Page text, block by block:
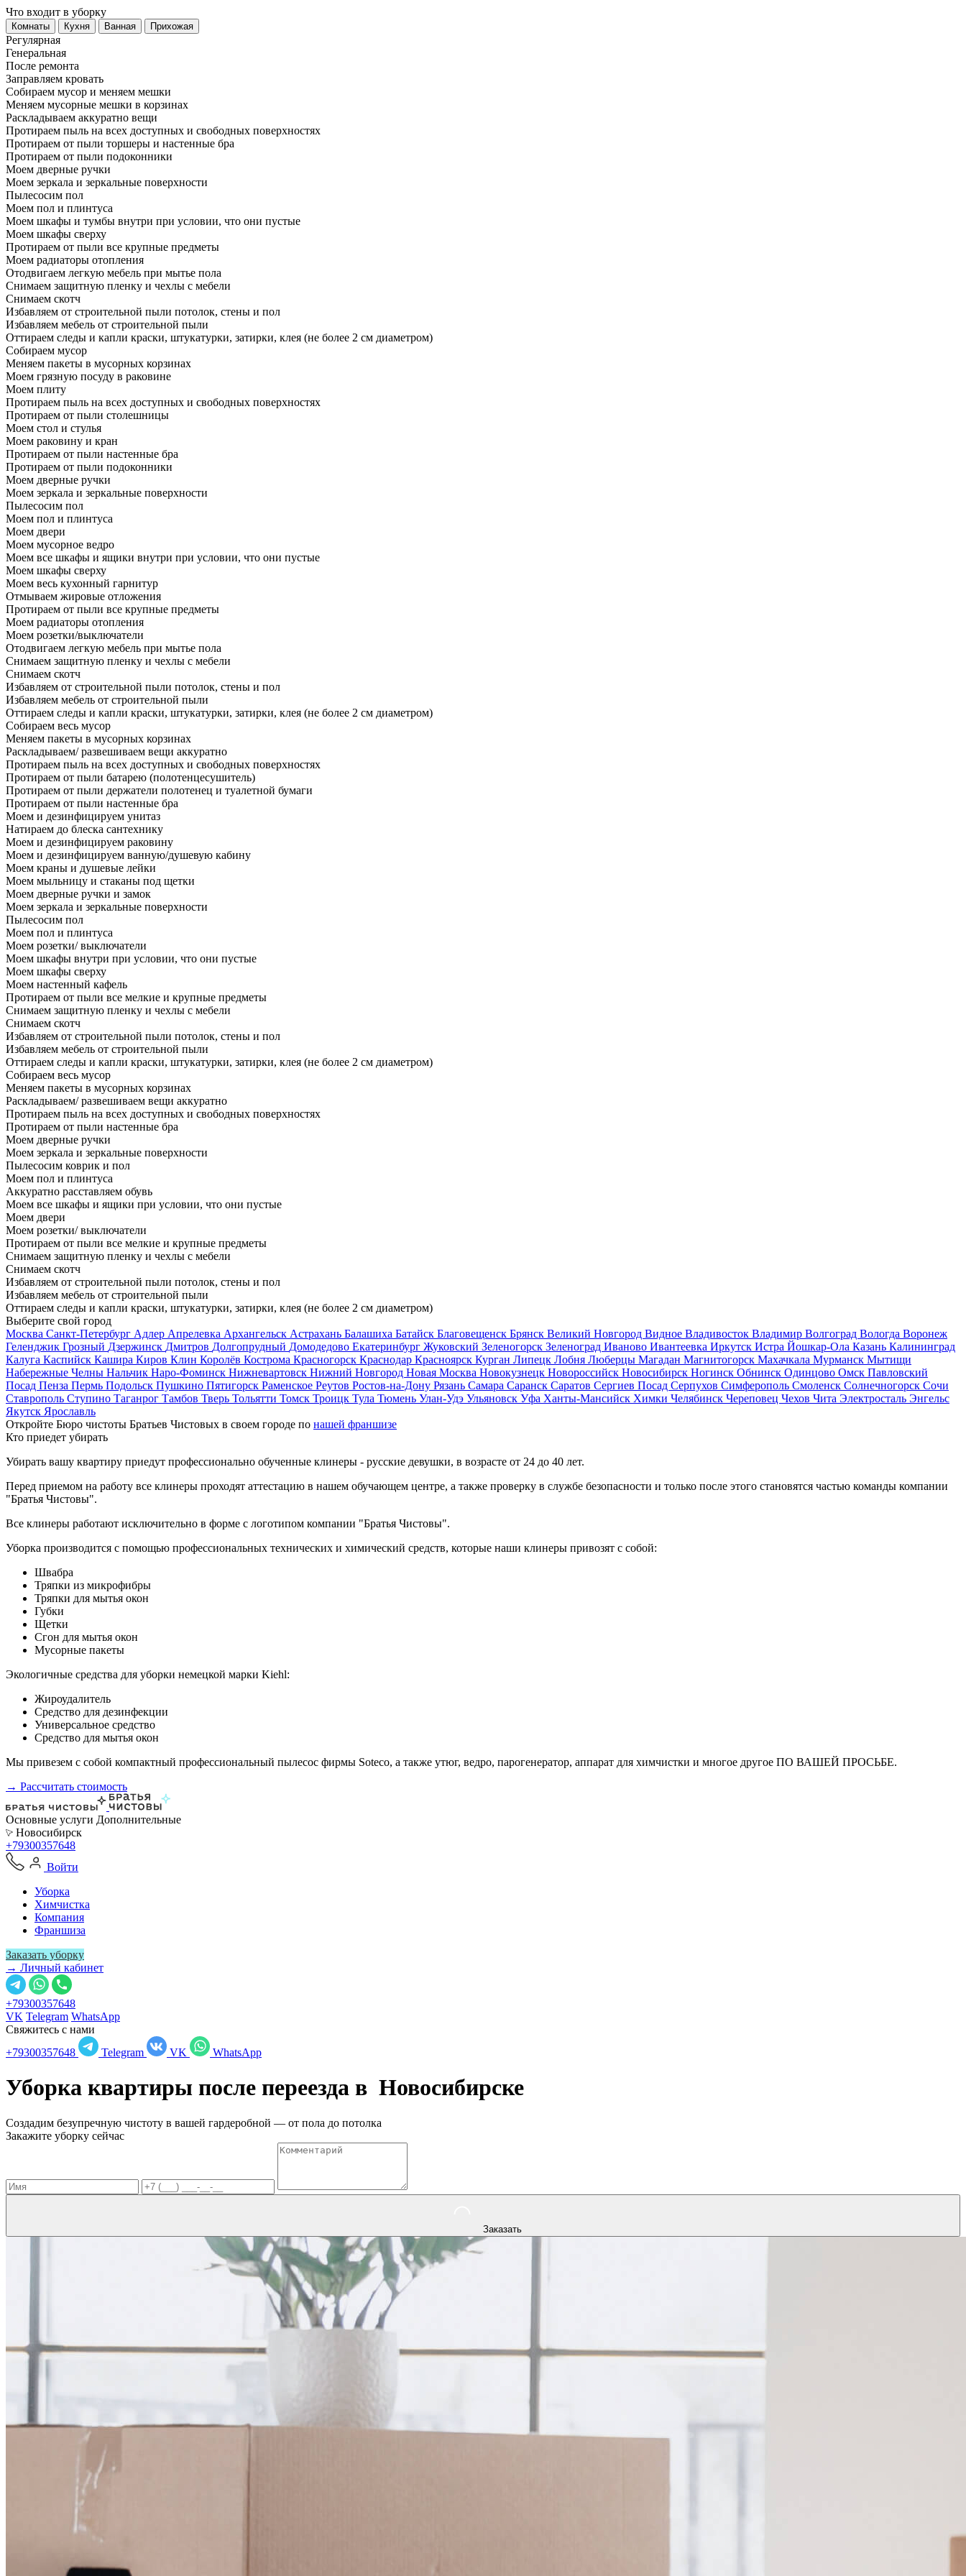
Что входит в уборку
Регу­лярная
Гене­ральная
После ремонта
Заправляем кровать
Собираем мусор и меняем мешки
Меняем мусорные мешки в корзинах
Раскладываем аккуратно вещи
Протираем пыль на всех доступных и свободных поверхностях
Протираем от пыли торшеры и настенные бра
Протираем от пыли подоконники
Моем дверные ручки
Моем зеркала и зеркальные поверхности
Пылесосим пол
Моем пол и плинтуса
Моем шкафы и тумбы внутри при условии, что они пустые
Моем шкафы сверху
Протираем от пыли все крупные предметы
Моем радиаторы отопления
Отодвигаем легкую мебель при мытье пола
Снимаем защитную пленку и чехлы с мебели
Снимаем скотч
Избавляем от строительной пыли потолок, стены и пол
Избавляем мебель от строительной пыли
Оттираем следы и капли краски, штукатурки, затирки, клея (не более 2 см диаметром)
Собираем мусор
Меняем пакеты в мусорных корзинах
Моем грязную посуду в раковине
Моем плиту
Протираем пыль на всех доступных и свободных поверхностях
Протираем от пыли столешницы
Моем стол и стулья
Моем раковину и кран
Протираем от пыли настенные бра
Протираем от пыли подоконники
Моем дверные ручки
Моем зеркала и зеркальные поверхности
Пылесосим пол
Моем пол и плинтуса
Моем двери
Моем мусорное ведро
Моем все шкафы и ящики внутри при условии, что они пустые
Моем шкафы сверху
Моем весь кухонный гарнитур
Отмываем жировые отложения
Протираем от пыли все крупные предметы
Моем радиаторы отопления
Моем розетки/выключатели
Отодвигаем легкую мебель при мытье пола
Снимаем защитную пленку и чехлы с мебели
Снимаем скотч
Избавляем от строительной пыли потолок, стены и пол
Избавляем мебель от строительной пыли
Оттираем следы и капли краски, штукатурки, затирки, клея (не более 2 см диаметром)
Собираем весь мусор
Меняем пакеты в мусорных корзинах
Раскладываем/ развешиваем вещи аккуратно
Протираем пыль на всех доступных и свободных поверхностях
Протираем от пыли батарею (полотенцесушитель)
Протираем от пыли держатели полотенец и туалетной бумаги
Протираем от пыли настенные бра
Моем и дезинфицируем унитаз
Натираем до блеска сантехнику
Моем и дезинфицируем раковину
Моем и дезинфицируем ванную/душевую кабину
Моем краны и душевые лейки
Моем мыльницу и стаканы под щетки
Моем дверные ручки и замок
Моем зеркала и зеркальные поверхности
Пылесосим пол
Моем пол и плинтуса
Моем розетки/ выключатели
Моем шкафы внутри при условии, что они пустые
Моем шкафы сверху
Моем настенный кафель
Протираем от пыли все мелкие и крупные предметы
Снимаем защитную пленку и чехлы с мебели
Снимаем скотч
Избавляем от строительной пыли потолок, стены и пол
Избавляем мебель от строительной пыли
Оттираем следы и капли краски, штукатурки, затирки, клея (не более 2 см диаметром)
Собираем весь мусор
Меняем пакеты в мусорных корзинах
Раскладываем/ развешиваем вещи аккуратно
Протираем пыль на всех доступных и свободных поверхностях
Протираем от пыли настенные бра
Моем дверные ручки
Моем зеркала и зеркальные поверхности
Пылесосим коврик и пол
Моем пол и плинтуса
Аккуратно расставляем обувь
Моем все шкафы и ящики при условии, что они пустые
Моем двери
Моем розетки/ выключатели
Протираем от пыли все мелкие и крупные предметы
Снимаем защитную пленку и чехлы с мебели
Снимаем скотч
Избавляем от строительной пыли потолок, стены и пол
Избавляем мебель от строительной пыли
Оттираем следы и капли краски, штукатурки, затирки, клея (не более 2 см диаметром)
Выберите свой город
Москва Санкт-Петербург Адлер Апрелевка Архангельск Астрахань Балашиха Батайск Благовещенск Брянск Великий Новгород Видное Владивосток Владимир Волгоград Вологда Воронеж
Геленджик Грозный Дзержинск Дмитров Долгопрудный Домодедово Екатеринбург Жуковский Зеленогорск Зеленоград Иваново Ивантеевка Иркутск Истра Йошкар-Ола Казань Калининград
Калуга Каспийск Кашира Киров Клин Королёв Кострома Красногорск Краснодар Красноярск Курган Липецк Лобня Люберцы Магадан Магнитогорск Махачкала Мурманск Мытищи
Набережные Челны Нальчик Наро-Фоминск Нижневартовск Нижний Новгород Новая Москва Новокузнецк Новороссийск Новосибирск Ногинск Обнинск Одинцово Омск Павловский
Посад Пенза Пермь Подольск Пушкино Пятигорск Раменское Реутов Ростов-на-Дону Рязань Самара Саранск Саратов Сергиев Посад Серпухов Симферополь Смоленск Солнечногорск Сочи
Ставрополь Ступино Таганрог Тамбов Тверь Тольятти Томск Троицк Тула Тюмень Улан-Удэ Ульяновск Уфа Ханты-Мансийск Химки Челябинск Череповец Чехов Чита Электросталь Энгельс
Якутск Ярославль
Откройте Бюро чистоты Братьев Чистовых в своем городе по нашей франшизе
Кто приедет убирать
Убирать вашу квартиру приедут профессионально обученные клинеры - русские девушки, в возрасте от 24 до 40 лет.
Перед приемом на работу все клинеры проходят аттестацию в нашем обучающем центре, а также проверку в службе безопасности и только после этого становятся частью команды компании
"Братья Чистовы".
Все клинеры работают исключительно в форме с логотипом компании "Братья Чистовы".
Уборка производится с помощью профессиональных технических и химический средств, которые наши клинеры привозят с собой:
Швабра
Тряпки из микрофибры
Тряпки для мытья окон
Губки
Щетки
Сгон для мытья окон
Мусорные пакеты
Экологичные средства для уборки немецкой марки Kiehl:
Жироудалитель
Средство для дезинфекции
Универсальное средство
Средство для мытья окон
Мы привезем с собой компактный профессиональный пылесос фирмы Soteco, а также утюг, ведро, парогенератор, аппарат для химчистки и многое другое ПО ВАШЕЙ ПРОСЬБЕ.
→ Рассчитать стоимость
Основные услуги Дополнительные
Новосибирск
+79300357648
Войти
Уборка
Химчистка
Компания
Франшиза
Заказать уборку
→ Личный кабинет
+79300357648
VK Telegram WhatsApp
Свяжитесь с нами
+79300357648
Telegram VK WhatsApp
Уборка квартиры после переезда в Новосибирске
Создадим безупречную чистоту в вашей гардеробной — от пола до потолка
Закажите уборку сейчас
Заказать